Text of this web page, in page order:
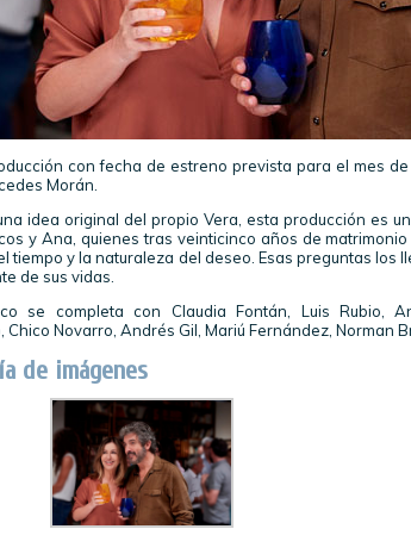
con fecha de estreno prevista para el mes
Morán.
idea original del propio Vera, esta producción es
y Ana, quienes tras veinticinco años de
tiempo y la naturaleza del deseo. Esas preguntas los
de sus vidas.
se completa con Claudia Fontán, Luis Rubio,
Chico Novarro, Andrés Gil, Mariú Fernández, Norman
de imágenes